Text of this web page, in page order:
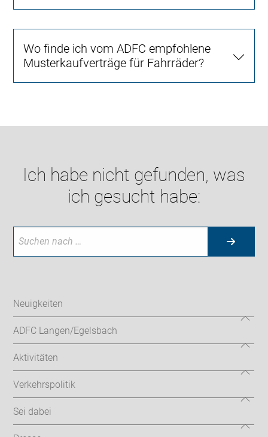
Wo finde ich vom ADFC empfohlene
Musterkaufverträge für Fahrräder?
Ich habe nicht gefunden, was
ich gesucht habe:
Neuigkeiten
ADFC Langen/Egelsbach
Aktivitäten
Verkehrspolitik
Sei dabei